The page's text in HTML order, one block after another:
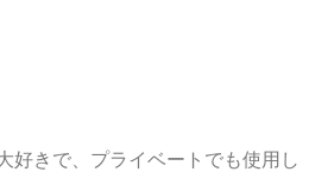
好きで、プライベートでも使用し